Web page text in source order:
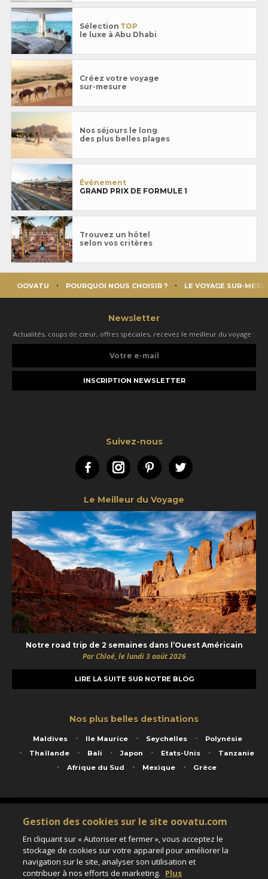
Sélection TOP
le luxe à Abu Dhabi
Créez votre voyage
sur-mesure
Nos séjours le long
des plus belles plages
Événement
GRAND PRIX DE FORMULE 1
Trouvez un hôtel
selon vos critères
OOVATU POURQUOI NOUS CHOISIR ? LE VOYAGE SUR-
Newsletter
Actualités, coups de cœur, offres spéciales, recevez le meilleur du voyage :
e-
Suivez-nous
FacebookInstagramPinterestTwitter
Le Meilleur du Voyage
Notre road trip de 2 semaines dans l’Ouest Américain
Par Chloé, le lundi 3 août 2026
LIRE LA SUITE SUR NOTRE BLOG
Nos plus belles destinations
Maldives Ile Maurice Seychelles
Polynésie
Thaïlande
Bali Japon Etats-Unis
Tanzanie
Afrique du Sud
Mexique Grèce
Service animé par Nautil Voyages - 22 rue Georges Picquart 75017 Paris - S.A.S
au capital de 155 696 euros - RCS Paris B 423 671 973 - Code APE 7911Z
Matricule Atout France IM075100020 - Garantie financière Groupama - Agrément IATA
Assurance responsabilité civile et professionnelle HISCOX RCP0081066
Gestion des cookies sur le site oovatu.com
En cliquant sur « Autoriser et fermer », vous acceptez le
stockage de cookies sur votre appareil pour améliorer la
navigation sur le site, analyser son utilisation et
contribuer à nos efforts de marketing. Plus